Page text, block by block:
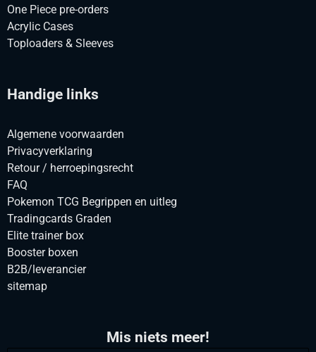
One Piece pre-orders
Acrylic Cases
Toploaders & Sleeves
Handige links
Algemene voorwaarden
Privacyverklaring
Retour / herroepingsrecht
FAQ
Pokemon TCG Begrippen en uitleg
Tradingcards Graden
Elite trainer box
Booster boxen
B2B/leverancier
sitemap
Mis niets meer!